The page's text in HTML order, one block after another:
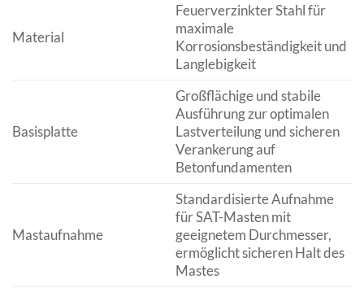
Material
Feuerverzinkter Stahl für
maximale
Korrosionsbeständigkeit und
Langlebigkeit
Basisplatte
Großflächige und stabile
Ausführung zur optimalen
Lastverteilung und sicheren
Verankerung auf
Betonfundamenten
Mastaufnahme
Standardisierte Aufnahme
für SAT-Masten mit
geeignetem Durchmesser,
ermöglicht sicheren Halt des
Mastes